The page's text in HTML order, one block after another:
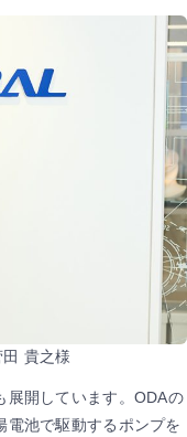
貴之様
展開しています。ODAの
電池で駆動するポンプを